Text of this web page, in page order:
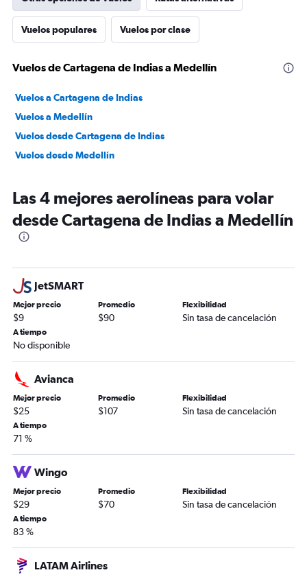
Vuelos populares Vuelos por clase
Vuelos de Cartagena de Indias a Medellín
Vuelos a Cartagena de Indias
Vuelos a Medellín
Vuelos desde Cartagena de Indias
Vuelos desde Medellín
Las 4 mejores aerolíneas para volar
desde Cartagena de Indias a Medellín
JetSMART
Mejor precio
$9
Promedio
$90
Flexibilidad
Sin tasa de cancelación
A tiempo
No disponible
Avianca
Mejor precio
$25
Promedio
$107
Flexibilidad
Sin tasa de cancelación
A tiempo
71 %
Wingo
Mejor precio
$29
Promedio
$70
Flexibilidad
Sin tasa de cancelación
A tiempo
83 %
LATAM Airlines